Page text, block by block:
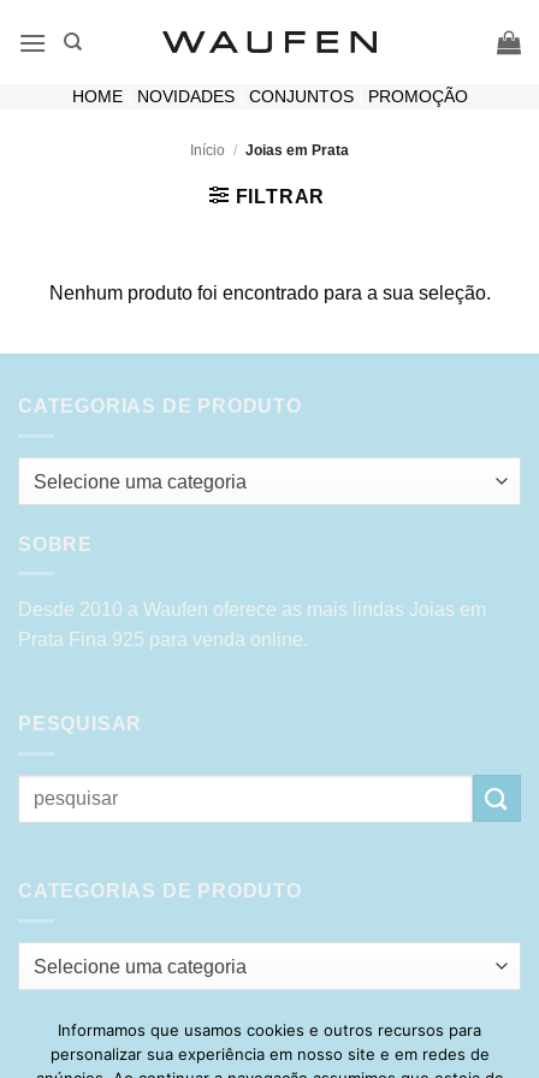
HOME| NOVIDADES| CONJUNTOS| PROMOÇÃO
Início / Joias em Prata
FILTRAR
Nenhum produto foi encontrado para a sua seleção.
CATEGORIAS DE PRODUTO
Selecione uma categoria
SOBRE
Desde 2010 a Waufen oferece as mais lindas Joias em
Prata Fina 925 para venda online.
PESQUISAR
Pesquisar
por:
CATEGORIAS DE PRODUTO
Selecione uma categoria
Visa PayPal Stripe MasterCard
Cash
Informamos que usamos cookies e outros recursos para
personalizar sua experiência em nosso site e em redes de